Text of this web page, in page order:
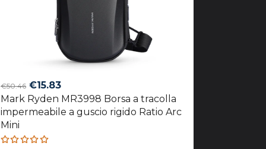
€50.46 Original
price
was:
€15.83Current
price
is:
Mark Ryden MR3998 Borsa a tracolla
impermeabile a guscio rigido Ratio Arc
Mini